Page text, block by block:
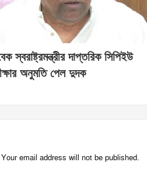
স্বরাষ্ট্রমন্ত্রীর দাপ্তরিক সিপিইউ
অনুমতি পেল দুদক
Your email address will not be published.